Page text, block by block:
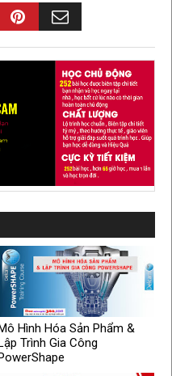
Mô Hình Hóa Sản Phẩm &
Lập Trình Gia Công
PowerShape